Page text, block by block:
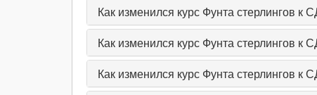
Как изменился курс Фунта стерлингов к
Как изменился курс Фунта стерлингов к
Как изменился курс Фунта стерлингов к